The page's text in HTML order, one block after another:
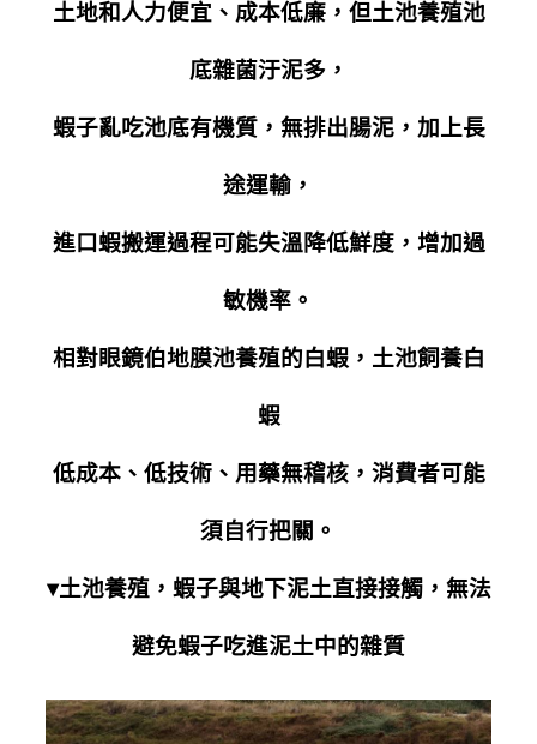
土地和人力便宜、成本低廉，但土池養殖池
底雜菌汙泥多，
蝦子亂吃池底有機質，無排出腸泥，加上長
途運輸，
進口蝦搬運過程可能失溫降低鮮度，增加過
敏機率。
相對眼鏡伯地膜池養殖的白蝦， 土池飼養白
蝦
低成本、低技術、用藥無稽核，消費者可能
須自行把關。
▾土池養殖，蝦子與地下泥土直接接觸，無法
避免蝦子吃進泥土中的雜質